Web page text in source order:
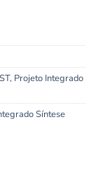
, Projeto Integrado
Síntese